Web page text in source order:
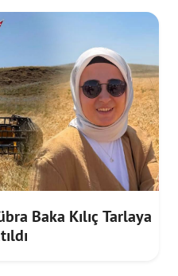
Baka Kılıç Tarlaya